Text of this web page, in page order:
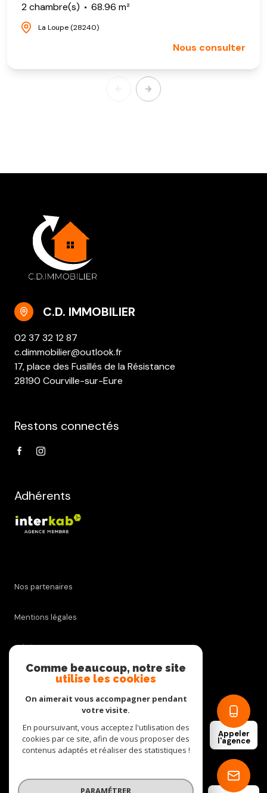
Appeler
l'agence
2 chambre(s)
68.96 m²
La Loupe (28240)
Nous consulter
C.D. IMMOBILIER
02 37 32 12 87
c.dimmobilier@outlook.fr
17, place des Fusillés de la Résistance
28190 Courville-sur-Eure
Restons connectés
Adhérents
Nos partenaires
Mentions légales
Admin
Nos honoraires
Cookies
© 2026 | Tous droits réservés
Comme beaucoup, notre site
utilise les cookies
On aimerait vous accompagner pendant
votre visite.
En poursuivant, vous acceptez l'utilisation des
cookies par ce site, afin de vous proposer des
contenus adaptés et réaliser des statistiques !
PARAMÉTRER